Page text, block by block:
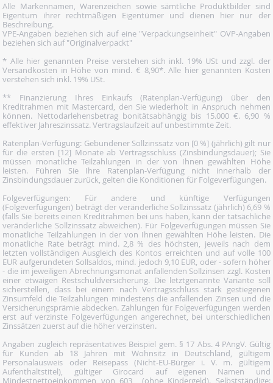
Alle Markennamen, Warenzeichen sowie sämtliche Produktbilder sind
Eigentum ihrer rechtmäßigen Eigentümer und dienen hier nur der
Beschreibung.
VPE-Angaben beziehen sich auf eine "Verpackungseinheit" OVP-Angaben
beziehen sich auf "Originalverpackt"
* Alle hier genannten Preise verstehen sich inkl. 19% USt und zzgl. der
Versandkosten in Höhe von mind. € 8,90*. Alle hier genannten Kosten
verstehen sich inkl. 19% USt.
** Finanzierung Ihres Einkaufs (Ratenplan-Verfügung) über den
Kreditrahmen mit Mastercard, den Sie wiederholt in Anspruch nehmen
können. Nettodarlehensbetrag bonitätsabhängig bis 15.000 €. 6,90 %
effektiver Jahreszinssatz. Vertragslaufzeit auf unbestimmte Zeit.
Ratenplan-Verfügung: Gebundener Sollzinssatz von [0 %] (jährlich) gilt nur
für die ersten [12] Monate ab Vertragsschluss (Zinsbindungsdauer); Sie
müssen monatliche Teilzahlungen in der von Ihnen gewählten Höhe
leisten. Führen Sie Ihre Ratenplan-Verfügung nicht innerhalb der
Zinsbindungsdauer zurück, gelten die Konditionen für Folgeverfügungen.
Folgeverfügungen: Für andere und künftige Verfügungen
(Folgeverfügungen) beträgt der veränderliche Sollzinssatz (jährlich) 6,69 %
(falls Sie bereits einen Kreditrahmen bei uns haben, kann der tatsächliche
veränderliche Sollzinssatz abweichen). Für Folgeverfügungen müssen Sie
monatliche Teilzahlungen in der von Ihnen gewählten Höhe leisten. Die
monatliche Rate beträgt mind. 2,8 % des höchsten, jeweils nach dem
letzten vollständigen Ausgleich des Kontos erreichten und auf volle 100
EUR aufgerundeten Sollsaldos, mind. jedoch 9,10 EUR, oder - sofern höher
- die im jeweiligen Abrechnungsmonat anfallenden Sollzinsen zzgl. Kosten
einer etwaigen Restschuldversicherung. Die letztgenannte Variante soll
sicherstellen, dass bei einem nach Vertragsschluss stark gestiegenen
Zinsumfeld die Teilzahlungen mindestens die anfallenden Zinsen und die
Versicherungsprämie abdecken. Zahlungen für Folgeverfügungen werden
erst auf verzinste Folgeverfügungen angerechnet, bei unterschiedlichen
Zinssätzen zuerst auf die höher verzinsten.
Angaben zugleich repräsentatives Beispiel gem. § 17 Abs. 4 PAngV. Gültig
für Kunden ab 18 Jahren mit Wohnsitz in Deutschland, gültigem
Personalausweis oder Reisepass (Nicht-EU-Bürger i. V. m. gültigem
Aufenthaltstitel), gültiger Girocard auf eigenen Namen und